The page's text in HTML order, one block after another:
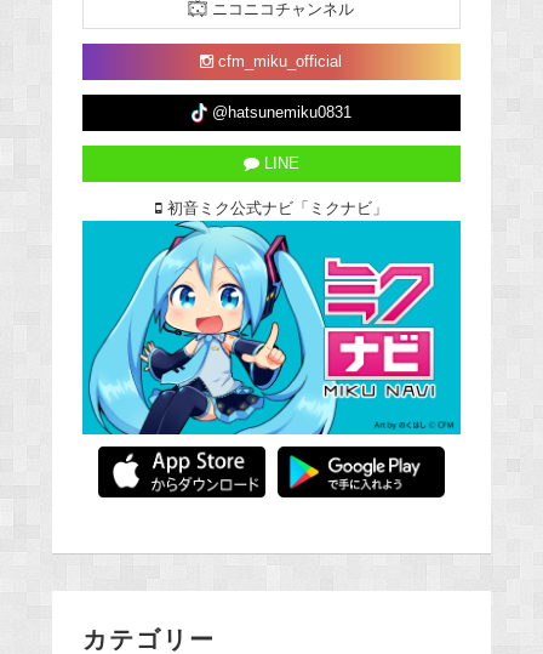
ニコニコチャンネル
cfm_miku_official
@hatsunemiku0831
LINE
初音ミク公式ナビ「ミクナビ」
カテゴリー